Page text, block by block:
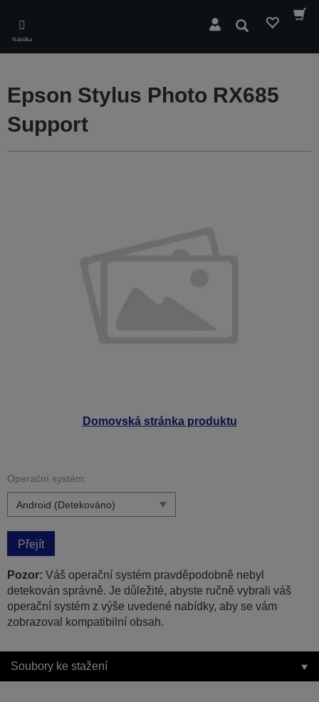
main
content
Nabídka
Hledat
Domovská stránka produktu
Epson Stylus Photo RX685
Support
Operační systém:
Přejít
Pozor: Váš operační systém pravděpodobně nebyl
detekován správně. Je důležité, abyste ručně vybrali váš
operační systém z výše uvedené nabídky, aby se vám
zobrazoval kompatibilní obsah.
Soubory ke stažení